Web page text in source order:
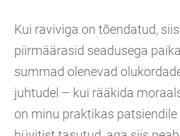
Kui raviviga on tõendatud,
piirmäärasid seadusega
summad olenevad
juhtudel – kui rääkida
on minu praktikas